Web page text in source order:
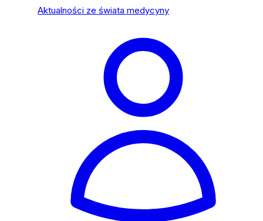
Aktualności ze świata medycyny